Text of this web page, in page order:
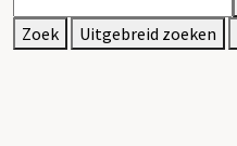
Zoek Uitgebreid zoeken